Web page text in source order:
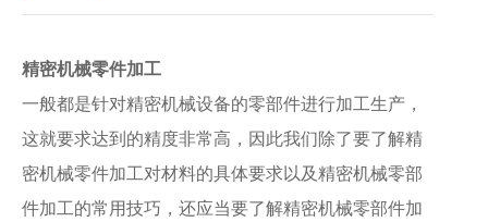
精密机械零件加工
一般都是针对精密机械设备的零部件进行加工生产，
这就要求达到的精度非常高，因此我们除了要了解精
密机械零件加工对材料的具体要求以及精密机械零部
件加工的常用技巧，还应当要了解精密机械零部件加